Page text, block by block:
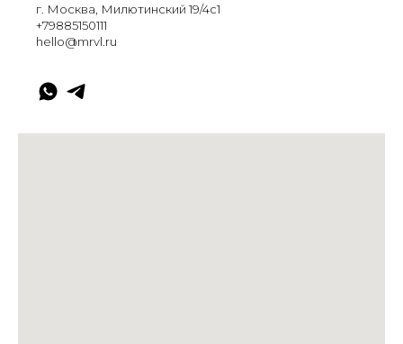
г. Москва, Милютинский 19/4с1
+79885150111
hello@mrvl.ru